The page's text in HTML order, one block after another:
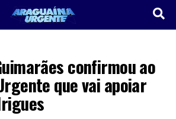
confirmou ao
que vai apoiar